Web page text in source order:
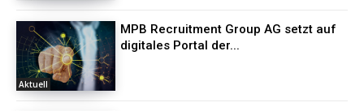
Aktuell
MPB Recruitment Group AG setzt auf
digitales Portal der...